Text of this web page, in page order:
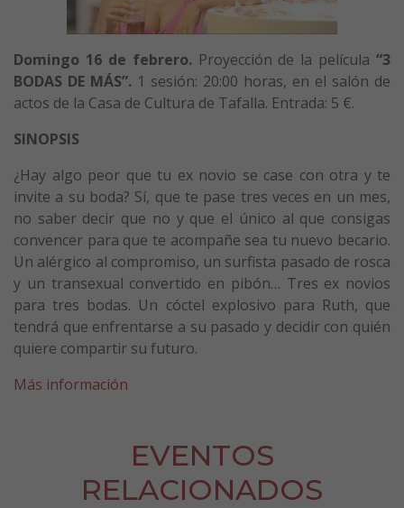
Domingo 16 de febrero. Proyección de la película “3
BODAS DE MÁS”. 1 sesión: 20:00 horas, en el salón de
actos de la Casa de Cultura de Tafalla. Entrada: 5 €.
SINOPSIS
¿Hay algo peor que tu ex novio se case con otra y te
invite a su boda? Sí, que te pase tres veces en un mes,
no saber decir que no y que el único al que consigas
convencer para que te acompañe sea tu nuevo becario.
Un alérgico al compromiso, un surfista pasado de rosca
y un transexual convertido en pibón… Tres ex novios
para tres bodas. Un cóctel explosivo para Ruth, que
tendrá que enfrentarse a su pasado y decidir con quién
quiere compartir su futuro.
Más información
EVENTOS
RELACIONADOS